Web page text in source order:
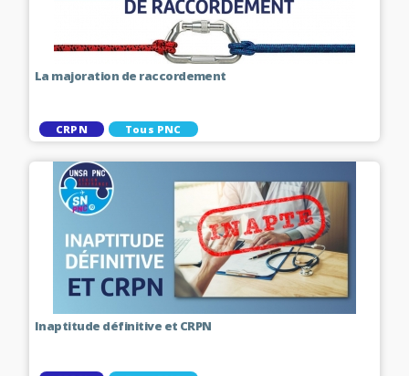
La majoration de raccordement
CRPN Tous PNC
Inaptitude définitive et CRPN